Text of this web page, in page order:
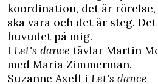
koordination, det är
ska vara och det är steg.
huvudet på mig.
I Let's dance tävlar Martin
med Maria Zimmerman.
Suzanne Axell i Let's dance